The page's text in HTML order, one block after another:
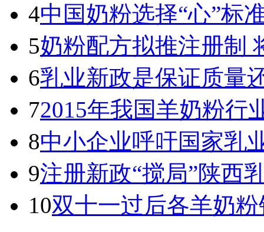
4中国奶粉选择“心”标
5奶粉配方拟推注册制
6乳业新政是保证质量
72015年我国羊奶粉行
8中小企业呼吁国家乳
9注册新政“搅局”陕西
10双十一过后各羊奶